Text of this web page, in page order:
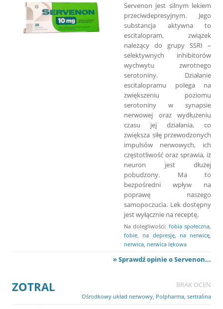
Servenon jest silnym lekiem
przeciwdepresyjnym. Jego
substancja aktywna to
escitalopram, związek
należący do grupy SSRI –
selektywnych inhibitorów
wychwytu zwrotnego
serotoniny. Działanie
escitalopramu polega na
zwiększeniu poziomu
serotoniny w synapsie
nerwowej oraz wydłużeniu
czasu jej działania, co
zwiększa siłę przewodzonych
impulsów nerwowych, ich
częstotliwość oraz sprawia, iż
neuron jest dłużej
pobudzony. Ma to
bezpośredni wpływ na
poprawę naszego
samopoczucia. Lek dostępny
jest wyłącznie na receptę.
Na dolegliwości: fobia społeczna
fobie
na depresję, na nerwicę
nerwica nerwica lękowa
» Sprawdź opinie o Servenon...
ZOTRAL BRAK OCEN
Ośrodkowy układ nerwowy Polpharma sertralina